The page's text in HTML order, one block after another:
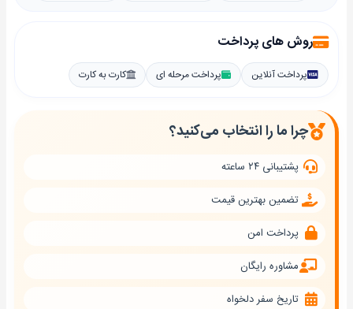
روش های پرداخت
پرداخت آنلاین پرداخت مرحله ای کارت به کارت
چرا ما را انتخاب می‌کنید؟
پشتیبانی ۲۴ ساعته
تضمین بهترین قیمت
پرداخت امن
مشاوره رایگان
تاریخ سفر دلخواه